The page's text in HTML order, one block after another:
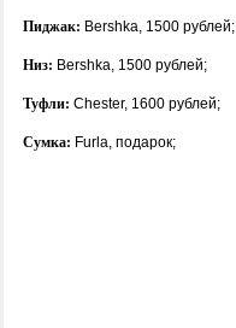
Пиджак: Bershka, 1500 рублей;
Низ: Bershka, 1500 рублей;
Туфли: Сhester, 1600 рублей;
Сумка: Furla, подарок;